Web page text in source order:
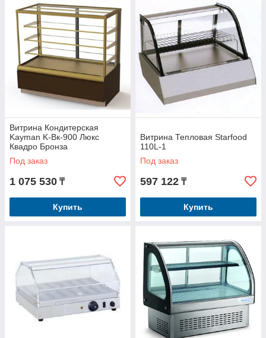
Витрина Кондитерская
Kayman K-Вк-900 Люкс
Квадро Бронза
Под заказ
1 075 530 ₸
Купить
Витрина Тепловая Starfood
110L-1
Под заказ
597 122 ₸
Купить